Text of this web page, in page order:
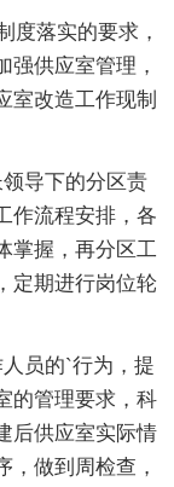
落实的要求，
强供应室管理，
室改造工作现制
导下的分区责
作流程安排，各
掌握，再分区工
定期进行岗位轮
员的`行为，提
的管理要求，科
后供应室实际情
，做到周检查，